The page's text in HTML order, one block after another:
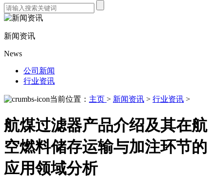
新闻资讯
News
公司新闻
行业资讯
当前位置： 主页 > 新闻资讯 > 行业资讯 >
航煤过滤器产品介绍及其在航
空燃料储存运输与加注环节的
应用领域分析